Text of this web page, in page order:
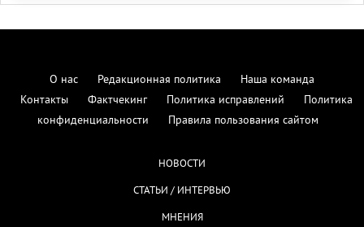
О нас Редакционная политика
Наша команда
Контакты
Фактчекинг Политика исправлений
Политика
конфиденциальности
Правила пользования сайтом
НОВОСТИ
СТАТЬИ / ИНТЕРВЬЮ
МНЕНИЯ